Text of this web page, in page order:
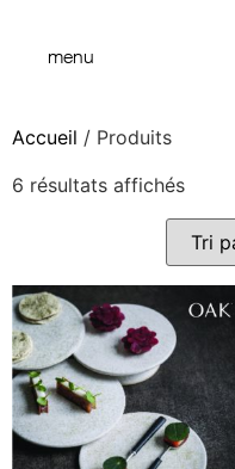
menu
Accueil / Produits
6 résultats affichés